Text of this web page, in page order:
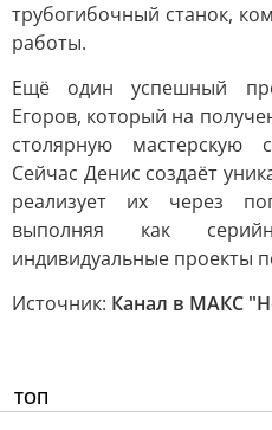
трубогибочный станок,
работы.
Ещё один успешный
Егоров, который на
столярную мастерскую
Сейчас Денис создаёт
реализует их через
выполняя как
индивидуальные проекты
Источник: Канал в МАКС
ТОП